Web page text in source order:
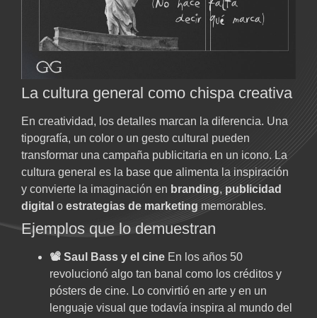
La cultura general como chispa creativa
En creatividad, los detalles marcan la diferencia. Una
tipografía, un color o un gesto cultural pueden
transformar una campaña publicitaria en un icono. La
cultura general es la base que alimenta la inspiración
y convierte la imaginación en branding, publicidad
digital o estrategias de marketing memorables.
Ejemplos que lo demuestran
📽️ Saul Bass y el cine En los años 50
revolucionó algo tan banal como los créditos y
pósters de cine. Lo convirtió en arte y en un
lenguaje visual que todavía inspira al mundo del